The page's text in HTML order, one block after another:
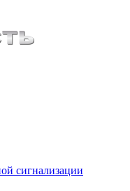
сигнализации